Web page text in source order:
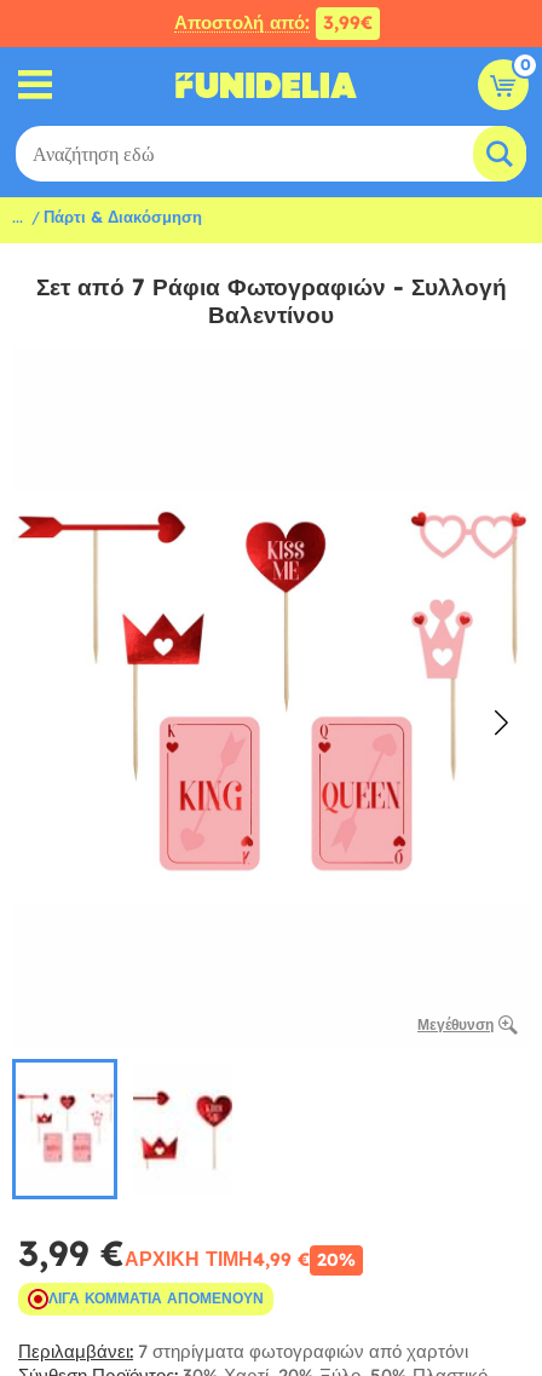
Αποστολή από: 3,99€
0
... Πάρτι & Διακόσμηση
Σετ από 7 Ράφια Φωτογραφιών - Συλλογή
Βαλεντίνου
Μεγέθυνση
3,99 €ΑΡΧΙΚΉ ΤΙΜΉ4,99 € 20%
ΛΊΓΑ ΚΟΜΜΆΤΙΑ ΑΠΟΜΈΝΟΥΝ
Περιλαμβάνει: 7 στηρίγματα φωτογραφιών από χαρτόνι